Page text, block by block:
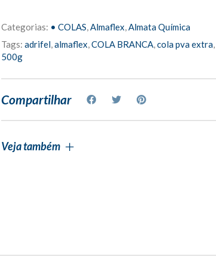
Almaflex
90g
quantity
Categorias: • COLAS,Almaflex,Almata Química
Tags: adrifel,almaflex,COLA BRANCA,cola pva extra,
500g
Compartilhar
Veja também